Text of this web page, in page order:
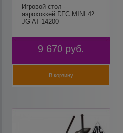
Игровой стол -
аэрохоккей DFC MINI 42
JG-AT-14200
9 670 руб.
В корзину